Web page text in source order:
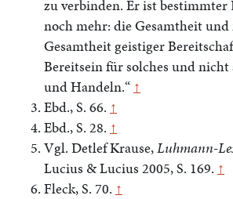
zu verbinden. Er ist bestimmter
noch mehr: die Gesamtheit
Gesamtheit geistiger
Bereitsein für solches und nicht
und Handeln.“ ↑
Ebd., S. 66. ↑
Ebd., S. 28. ↑
Vgl. Detlef Krause,Luhmann-
Lucius & Lucius 2005, S. 169. ↑
Fleck, S. 70. ↑